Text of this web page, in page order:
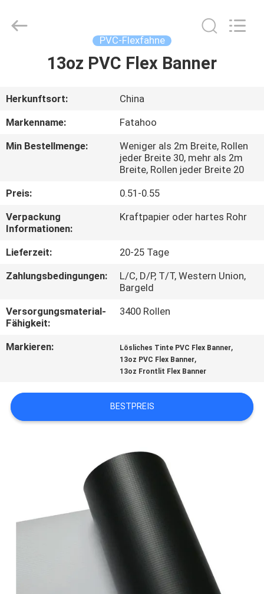
PRODUKTE
WERKSBESICHTIGUNG
QUALITÄTSKONTROLLE
MIT
UNS
EIN
ANGEBOT
Material
Co.,Ltd.
PVC-Flexfahne
13oz PVC Flex Banner
Herkunftsort:
China
Markenname:
Fatahoo
Min Bestellmenge:
Weniger als 2m Breite, Rollen
jeder Breite 30, mehr als 2m
Breite, Rollen jeder Breite 20
Preis:
0.51-0.55
Verpackung
Informationen:
Kraftpapier oder hartes Rohr
Lieferzeit:
20-25 Tage
Zahlungsbedingungen:
L/C, D/P, T/T, Western Union,
Bargeld
Versorgungsmaterial-
Fähigkeit:
3400 Rollen
Markieren: Lösliches Tinte PVC Flex Banner,
13oz PVC Flex Banner,
13oz Frontlit Flex Banner
BESTPREIS